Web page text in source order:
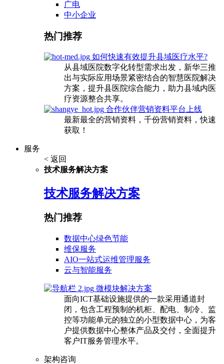
广电
中小企业
热门推荐
如何快速有效提升县域医疗水平?
从县域医院数字化转型需求出发，新华三推
出与实际应用场景紧密结合的智慧医院解决
方案，提升县医院综合能力，助力县域内医
疗资源整合共享。
合作伙伴营销资料平台上线
最新最全的营销资料，千份营销资料，快速
获取！
服务
< 返回
技术服务解决方案
技术服务解决方案
热门推荐
数据中心绿色节能
维保服务
AIO一站式运维管理服务
云与智能服务
微模块解决方案
面向ICT基础设施提供的一款采用通道封
闭，包含工程预制的机柜、配电、制冷、监
控等功能单元的独立的小型数据中心，为客
户提供数据中心整体产品及交付，全面提升
客户IT服务管理水平。
架构咨询